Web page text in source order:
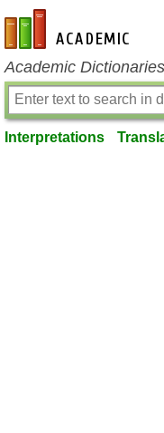
en-academic.com
Academic
Interpretations